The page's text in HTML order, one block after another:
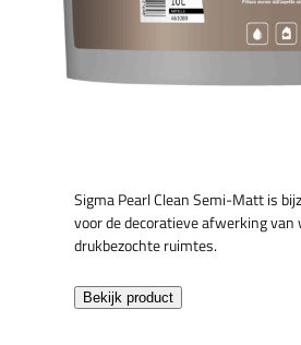
Sigma Pearl Clean Semi-Matt is
voor de decoratieve afwerking van
drukbezochte ruimtes.
Bekijk product